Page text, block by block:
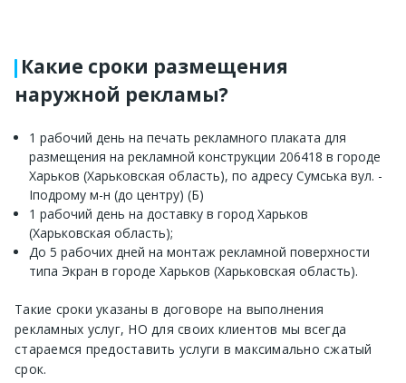
Какие сроки размещения
наружной рекламы?
1 рабочий день на печать рекламного плаката для
размещения на рекламной конструкции 206418 в городе
Харьков (Харьковская область), по адресу Сумська вул. -
Іподрому м-н (до центру) (Б)
1 рабочий день на доставку в город Харьков
(Харьковская область);
До 5 рабочих дней на монтаж рекламной поверхности
типа Экран в городе Харьков (Харьковская область).
Такие сроки указаны в договоре на выполнения
рекламных услуг, НО для своих клиентов мы всегда
стараемся предоставить услуги в максимально сжатый
срок.